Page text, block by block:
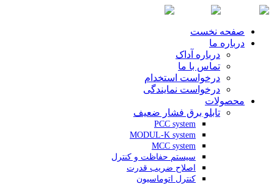
صفحه نخست
درباره ما
درباره آداک
تماس با ما
درخواست استخدام
درخواست نمایندگی
محصولات
تابلو برق فشار ضعیف
PCC system
MODUL-K system
MCC system
سیستم حفاظت و کنترل
اصلاح ضریب قدرت
کنترل اتوماسیون